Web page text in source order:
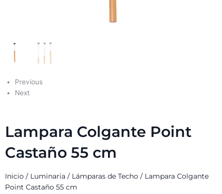
Previous
Next
Lampara Colgante Point
Castaño 55 cm
Inicio / Luminaria / Lámparas de Techo / Lampara Colgante
Point Castaño 55 cm